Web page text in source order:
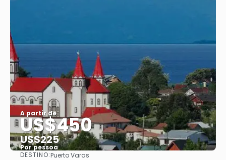
A partir de
US$450
US$225
Por pessoa
DESTINO:Puerto Varas